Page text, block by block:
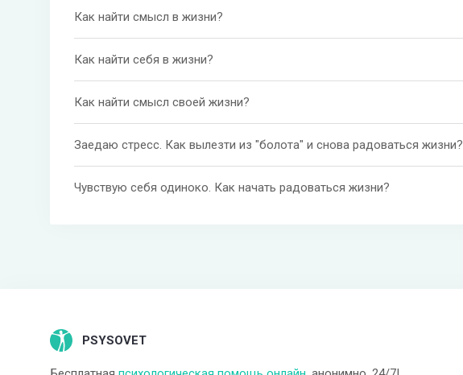
Как найти смысл в жизни?
Как найти себя в жизни?
Как найти смысл своей жизни?
Заедаю стресс. Как вылезти из "болота" и снова радоваться жизни?
Чувствую себя одиноко. Как начать радоваться жизни?
PSYSOVET